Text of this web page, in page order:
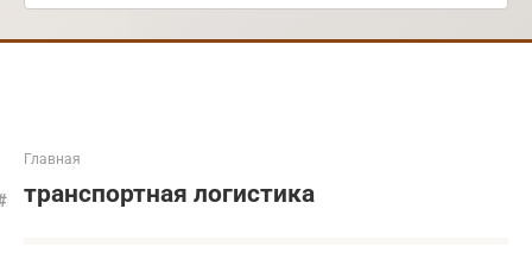
Главная
транспортная логистика